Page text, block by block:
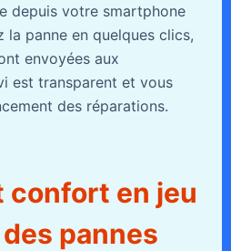
depuis votre smartphone
la panne en quelques clics,
envoyées aux
est transparent et vous
des réparations.
confort en jeu
pannes